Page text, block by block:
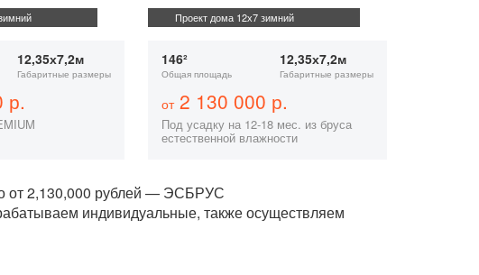
12,35х7,2м
Габаритные размеры
р.
Проект дома 12х7 зимний
146²
Общая площадь
12,35х7,2м
Габаритные размеры
от2 130 000 р.
Под усадку на 12-18 мес. из бруса
естественной влажности
от 2,130,000 рублей — ЭСБРУС
индивидуальные, также осуществляем